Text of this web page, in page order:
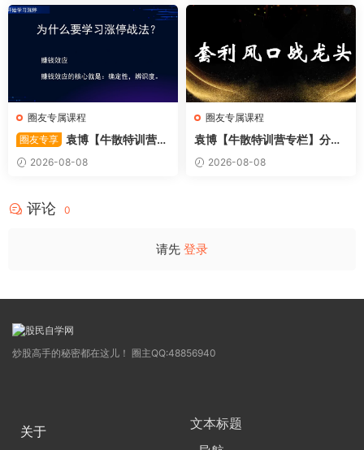
目了然
圈友专属课程
圈友专享 袁博【牛散特训营专
栏】从零开始学涨
2026-08-08
圈友专属课程
袁博【牛散特训营专栏】分时
做T-龙头起爆技法
2026-08-08
评论 0
请先 登录
炒股高手的秘密都在这儿！ 圈主QQ:48856940
关于
文本标题